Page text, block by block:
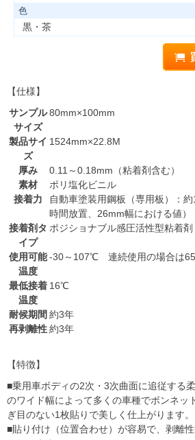
色
黒・茶
【仕様】
サンプル
サイズ
80mm×100mm
製品サイ
ズ
1524mm×22.8M
厚み
0.11～0.18mm（粘着剤含む）
素材
ポリ塩化ビニル
接着力
自動車塗装用鋼板（専用板）：
時間放置、26mm幅における値）
接着剤タ
イプ
ポジショナブル感圧活性型粘着剤
使用可能
温度
-30～107℃ 連続使用の場合は
最低接着
温度
16℃
耐候期間 約3年
再剥離性約3年
【特徴】
■乗用車ボディの2次・3次曲面に追従する
のワイド幅によって多くの車種でボンネッ
ぎ目のない1枚貼りで美しく仕上がります。
■貼り付け（位置合わせ）が容易で、剥離